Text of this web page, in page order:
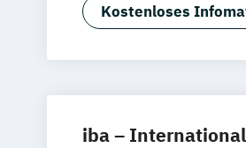
Kostenloses
iba –